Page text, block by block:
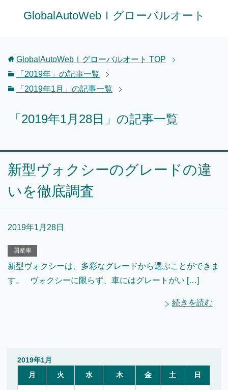
GlobalAutoWebｌグローバルオート
GlobalAutoWebｌグローバルオート TOP
「2019年」の記事一覧
「2019年1月」の記事一覧
「2019年1月28日」の記事一覧
新型ヴォクシーのグレードの違
いを徹底調査
2019年1月28日
国産車
新型ヴォクシーは、多彩なグレードから選ぶことができま
す。 ヴォクシーに限らず、車にはグレートがい […]
続きを読む
2019年1月
月
火 水 木 金 土 日